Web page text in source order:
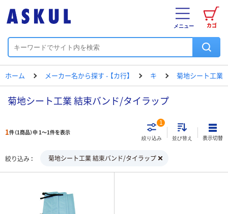
カゴ
メニュー
ホーム メーカー名から探す - 【カ行】 キ 菊地シート工業
菊地シート工業 結束バンド/タイラップ
1件（1商品）中 1～1件を表示
絞り込み
1
並び替え 表示切替
絞り込み 菊地シート工業 結束バンド/タイラップ